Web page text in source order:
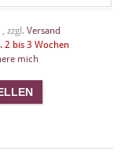
zzgl. Versand
2 bis 3 Wochen
mich